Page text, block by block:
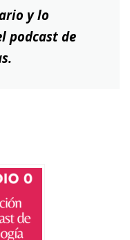
y lo
podcast de